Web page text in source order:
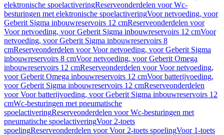
elektronische spoelactiveringReserveonderdelen voor Wc-
besturingen met elektronische spoelactiveringVoor netvoeding, voor
Geberit Sigma inbouwreservoirs 12 cmReserveonderdelen voor
Voor netvoeding, voor Geberit Sigma inbouwreservoirs 12 cmVoor
netvoeding, voor Geberit Sigma inbouwreservoirs 8
cmReserveonderdelen voor Voor netvoeding, voor Geberit Sigma
inbouwreservoirs 8 cmVoor netvoeding, voor Geberit Omega
inbouwreservoirs 12 cmReserveonderdelen voor Voor netvoeding,
voor Geberit Omega inbouwreservoirs 12 cmVoor batterijvoeding,
voor Geberit Sigma inbouwreservoirs 12 cmReserveonderdelen
voor Voor batterijvoeding, voor Geberit Sigma inbouwreservoirs 12
cmWc-besturingen met pneumatische
spoelactiveringReserveonderdelen voor Wc-besturingen met
pneumatische spoelactiveringVoor 2-toets
spoelingReserveonderdelen voor Voor 2-toets spoelingVoor 1-toets